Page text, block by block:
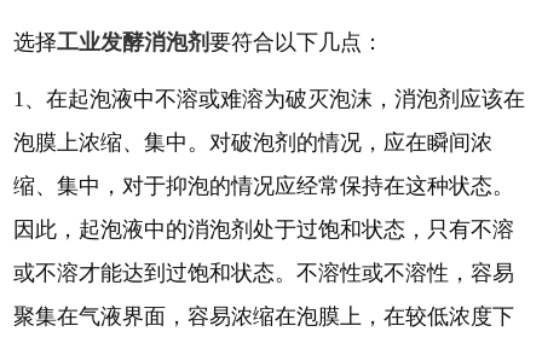
选择工业发酵消泡剂要符合以下几点：
1、在起泡液中不溶或难溶为破灭泡沫，消泡剂应该在
泡膜上浓缩、集中。对破泡剂的情况，应在瞬间浓
缩、集中，对于抑泡的情况应经常保持在这种状态。
因此，起泡液中的消泡剂处于过饱和状态，只有不溶
或不溶才能达到过饱和状态。不溶性或不溶性，容易
聚集在气液界面，容易浓缩在泡膜上，在较低浓度下